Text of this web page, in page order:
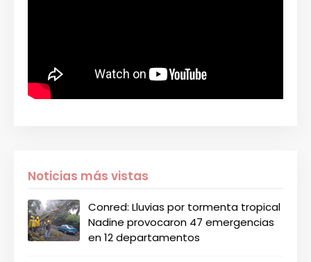
Noticias más vistas
Conred: Lluvias por tormenta tropical
Nadine provocaron 47 emergencias
en 12 departamentos